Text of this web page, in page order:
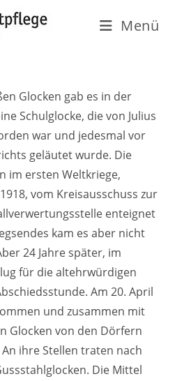
Menü
Glocken gab es in der
Schulglocke, die von Julius
war und jedesmal vor
geläutet wurde. Die
im ersten Weltkriege,
vom Kreisausschuss zur
enteignet
kam es aber nicht
24 Jahre später, im
für die altehrwürdigen
Am 20. April
und zusammen mit
Glocken von den Dörfern
ihre Stellen traten nach
Die Mittel